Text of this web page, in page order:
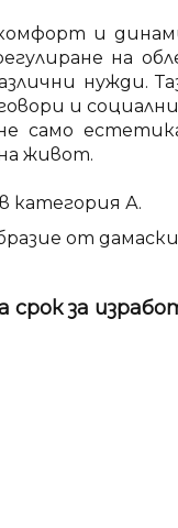
и
на
нужди.
и
живот.
категория А.
от
за